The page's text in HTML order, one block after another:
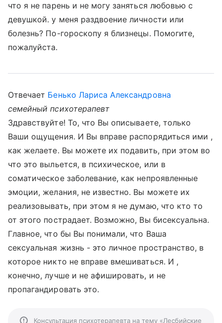
что я не парень и не могу заняться любовью с
девушкой. у меня раздвоение личности или
болезнь? По-гороскопу я близнецы. Помогите,
пожалуйста.
Отвечает Бенько Лариса Александровна
семейный психотерапевт
Здравствуйте! То, что Вы описываете, только
Ваши ощущения. И Вы вправе распорядиться ими ,
как желаете. Вы можете их подавить, при этом во
что это выльется, в психическое, или в
соматическое заболевание, как непроявленные
эмоции, желания, не известно. Вы можете их
реализовывать, при этом я не думаю, что кто то
от этого пострадает. Возможно, Вы бисексуальна.
Главное, что бы Вы понимали, что Ваша
сексуальная жизнь - это личное пространство, в
которое никто не вправе вмешиваться. И ,
конечно, лучше и не афишировать, и не
пропагандировать это.
Консультация психотерапевта на тему «Лесбийские